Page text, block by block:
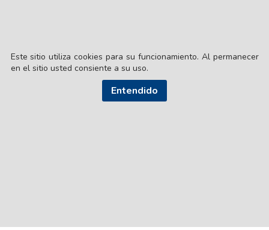
Este sitio utiliza cookies para su funcionamiento. Al permanecer
en el sitio usted consiente a su uso.
Entendido